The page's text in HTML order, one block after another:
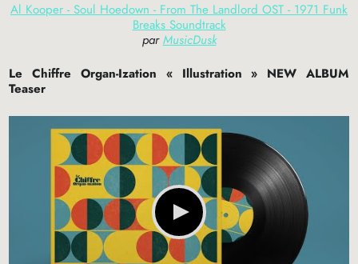
Al Kooper - Soul Hoedown - From The Landlord OST - 1971 Funk
Breaks Soundtrack
parMusicDusk
Le Chiffre Organ-Ization « Illustration » NEW ALBUM
Teaser